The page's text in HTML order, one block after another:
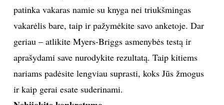
VAIKAI
NELAIMĖS
PRIVATUMO POLITIKA
patinka vakaras namie su knyga nei triukšmingas
vakarėlis bare, taip ir pažymėkite savo anketoje. Dar
geriau – atlikite Myers-Briggs asmenybės testą ir
aprašydami save nurodykite rezultatą. Taip kitiems
nariams padėsite lengviau suprasti, koks Jūs žmogus
ir kaip gerai esate suderinami.